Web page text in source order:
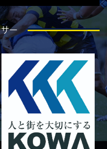
同志社大学
ー